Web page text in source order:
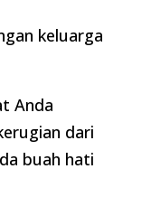
keluarga
Anda
dari
buah hati